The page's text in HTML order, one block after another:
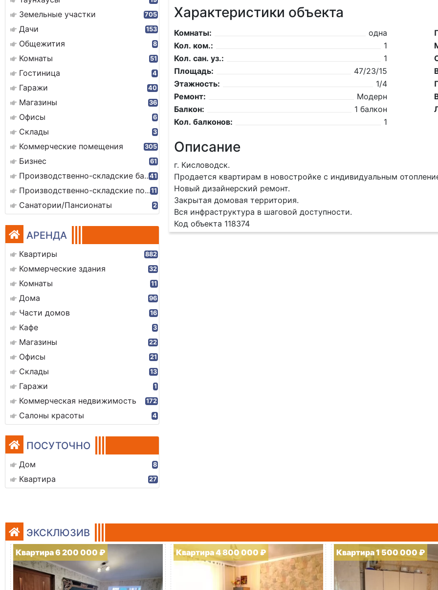
Земельные участки 705
Дачи 153
Общежития 8
Комнаты 51
Гостиница 4
Гаражи 40
Магазины 36
Офисы 6
Склады 3
Коммерческие помещения 305
Бизнес 61
Производственно-складские базы41
Производственно-складские помещения11
Санатории/Пансионаты 2
АРЕНДА
Квартиры 882
Коммерческие здания 32
Комнаты 11
Дома 96
Части домов 16
Кафе 3
Магазины 22
Офисы 21
Склады 13
Гаражи 1
Коммерческая недвижимость 172
Салоны красоты 4
ПОСУТОЧНО
Дом 8
Квартира 27
Характеристики объекта
Комнаты:
одна
Кол. ком.:
1
Кол. сан. уз.:
1
Площадь:
47/23/15
Этажность:
1/4
Ремонт:
Модерн
Балкон:
1 балкон
Кол. балконов:
1
Описание
г. Кисловодск.
Продается квартирам в новостройке с индивидуальным
Новый дизайнерский ремонт.
Закрытая домовая территория.
Вся инфраструктура в шаговой доступности.
Код объекта 118374
ЭКСКЛЮЗИВ
Квартира 6 200 000 ₽ Квартира 4 800 000 ₽ Квартира 1 500 000 ₽